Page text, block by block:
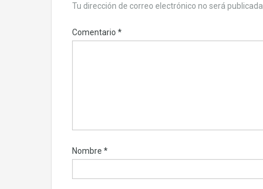
Tu dirección de correo electrónico no será publicada.
Comentario *
Nombre *